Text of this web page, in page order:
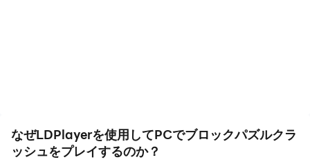
•高級クラシックパズルゲームを提供します。
•9×9スペースの広いスペースに自由にブロックを配置で
なぜLDPlayerを使用してPCでブロックパズルクラ
ッシュをプレイするのか？